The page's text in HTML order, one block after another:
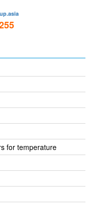
for temperature